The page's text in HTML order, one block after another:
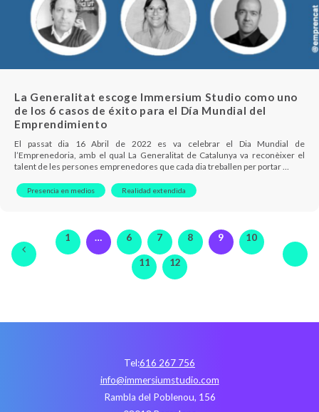
La Generalitat escoge Immersium Studio como uno
de los 6 casos de éxito para el Día Mundial del
Emprendimiento
El passat dia 16 Abril de 2022 es va celebrar el Dia Mundial de
l’Emprenedoria, amb el qual La Generalitat de Catalunya va reconèixer el
talent de les persones emprenedores que cada dia treballen per portar …
Presencia en medios Realidad extendida
1 … 6 7 8 9 10
11 12
Tel:616 267 756
info@immersiumstudio.com
Rambla del Poblenou, 156